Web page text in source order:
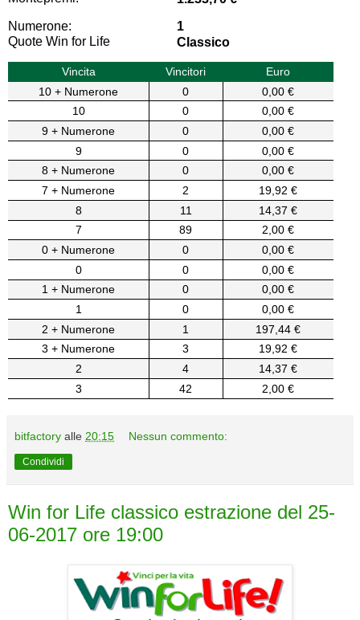
Numerone:
1
Quote Win for Life
Classico
Vincita Vincitori
Euro
10 + Numerone
0
0,00 €
10
0
0,00 €
9 + Numerone
0
0,00 €
9
0
0,00 €
8 + Numerone
0
0,00 €
7 + Numerone
2
19,92 €
8
11
14,37 €
7
89
2,00 €
0 + Numerone
0
0,00 €
0
0
0,00 €
1 + Numerone
0
0,00 €
1
0
0,00 €
2 + Numerone
1
197,44 €
3 + Numerone
3
19,92 €
2
4
14,37 €
3
42 2,00 €
bitfactory alle 20:15 Nessun commento:
Condividi
Win for Life classico estrazione del 25-
06-2017 ore 19:00